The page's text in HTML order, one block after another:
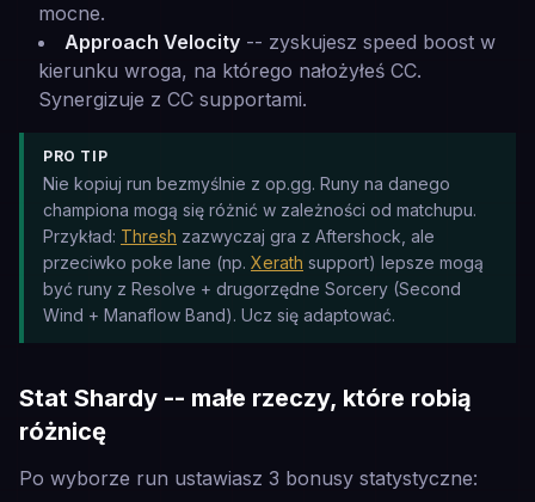
mocne.
Approach Velocity -- zyskujesz speed boost w
kierunku wroga, na którego nałożyłeś CC.
Synergizuje z CC supportami.
PRO TIP
Nie kopiuj run bezmyślnie z op.gg. Runy na danego
championa mogą się różnić w zależności od matchupu.
Przykład: Thresh zazwyczaj gra z Aftershock, ale
przeciwko poke lane (np. Xerath support) lepsze mogą
być runy z Resolve + drugorzędne Sorcery (Second
Wind + Manaflow Band). Ucz się adaptować.
Stat Shardy -- małe rzeczy, które robią
różnicę
Po wyborze run ustawiasz 3 bonusy statystyczne: